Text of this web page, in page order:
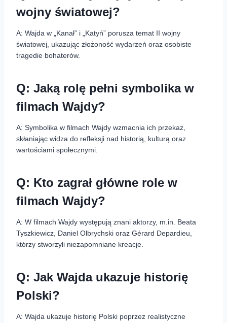
wojny światowej?
A: Wajda w „Kanał” i „Katyń” porusza temat II wojny
światowej, ukazując złożoność wydarzeń oraz osobiste
tragedie bohaterów.
Q: Jaką rolę pełni symbolika w
filmach Wajdy?
A: Symbolika w filmach Wajdy wzmacnia ich przekaz,
skłaniając widza do refleksji nad historią, kulturą oraz
wartościami społecznymi.
Q: Kto zagrał główne role w
filmach Wajdy?
A: W filmach Wajdy występują znani aktorzy, m.in. Beata
Tyszkiewicz, Daniel Olbrychski oraz Gérard Depardieu,
którzy stworzyli niezapomniane kreacje.
Q: Jak Wajda ukazuje historię
Polski?
A: Wajda ukazuje historię Polski poprzez realistyczne